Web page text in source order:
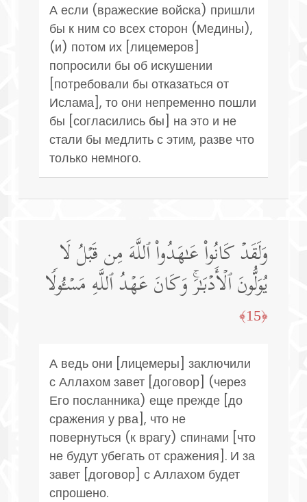
А если (вражеские войска) пришли
бы к ним со всех сторон (Медины),
(и) потом их [лицемеров]
попросили бы об искушении
[потребовали бы отказаться от
Ислама], то они непременно пошли
бы [согласились бы] на это и не
стали бы медлить с этим, разве что
только немного.
وَلَقَدۡ كَانُوا۟ عَـٰهَدُوا۟ ٱللَّهَ مِن قَبۡلُ لَا
یُوَلُّونَ ٱلۡأَدۡبَـٰرَۚ وَكَانَ عَهۡدُ ٱللَّهِ مَسۡـُٔولࣰا
﴿15﴾
А ведь они [лицемеры] заключили
с Аллахом завет [договор] (через
Его посланника) еще прежде [до
сражения у рва], что не
повернуться (к врагу) спинами [что
не будут убегать от сражения]. И за
завет [договор] с Аллахом будет
спрошено.